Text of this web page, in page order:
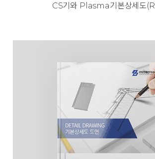
CS기와 Plasma기본상세도